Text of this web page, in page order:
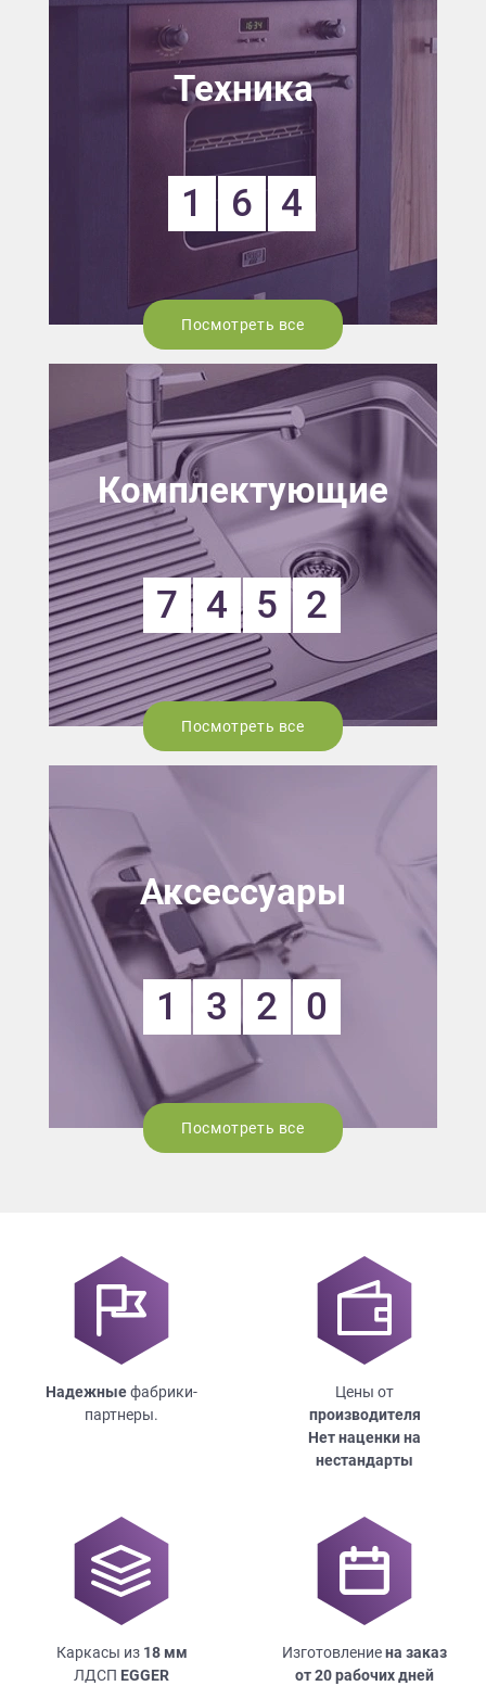
Техника
1 6 4
Посмотреть все
Комплектующие
7 4 5 2
Посмотреть все
Аксессуары
1 3 2 0
Посмотреть все
Надежныефабрики-
партнеры.
Цены от
производителя
Нет наценки на
нестандарты
Каркасы из 18мм
ЛДСП EGGER
Изготовлениена заказ
от 20 рабочих дней